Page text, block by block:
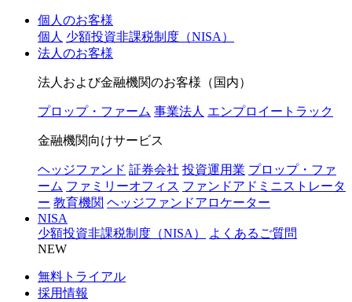
個人のお客様
個人 少額投資非課税制度（NISA）
法人のお客様
法人および金融機関のお客様（国内）
プロップ・ファーム 事業法人 エンプロイートラック
金融機関向けサービス
ヘッジファンド 証券会社 投資運用業 プロップ・ファ
ーム ファミリーオフィス ファンドアドミニストレータ
ー 教育機関 ヘッジファンドアロケーター
NISA
少額投資非課税制度（NISA）
よくあるご質問
NEW
無料トライアル
採用情報